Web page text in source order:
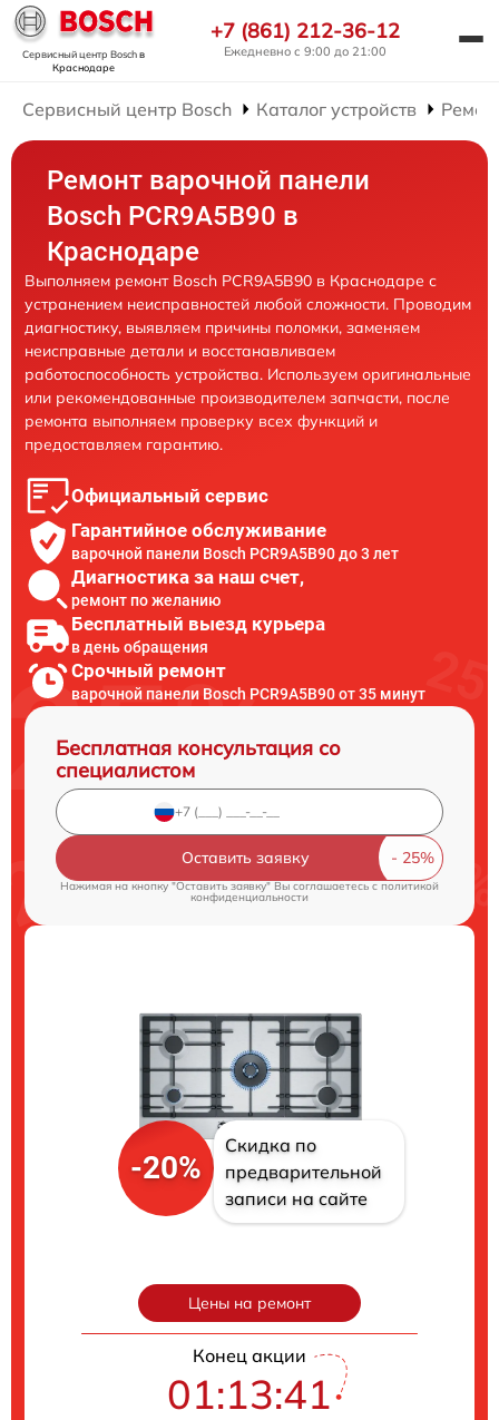
Сервисный центр Boschв
Краснодаре
+7 (861) 212-36-12
Ежедневно с 9:00 до 21:00
Сервисный центр Bosch Каталог устройств
Ремонт варочной панели
Bosch PCR9A5B90 в
Краснодаре
Выполняем ремонт Bosch PCR9A5B90 в Краснодаре с
устранением неисправностей любой сложности. Проводим
диагностику, выявляем причины поломки, заменяем
неисправные детали и восстанавливаем
работоспособность устройства. Используем оригинальные
или рекомендованные производителем запчасти, после
ремонта выполняем проверку всех функций и
предоставляем гарантию.
Официальный сервис
Гарантийное обслуживание
варочной панели Bosch PCR9A5B90 до 3 лет
Диагностика за наш счет,
ремонт по желанию
Бесплатный выезд курьера
в день обращения
Срочный ремонт
варочной панели Bosch PCR9A5B90 от 35 минут
Бесплатная консультация со
специалистом
Оставить заявку
Нажимая на кнопку "Оставить заявку" Вы соглашаетесь cполитикой
конфиденциальности
-20%
Скидка по
предварительной
записи на сайте
Цены на ремонт
Конец акции
01:13:40